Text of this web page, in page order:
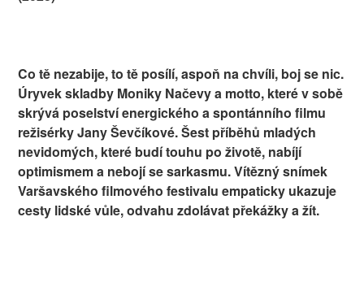
Co tě nezabije, to tě posílí, aspoň na chvíli, boj se nic.
Úryvek skladby Moniky Načevy a motto, které v sobě
skrývá poselství energického a spontánního filmu
režisérky Jany Ševčíkové. Šest příběhů mladých
nevidomých, které budí touhu po životě, nabíjí
optimismem a nebojí se sarkasmu. Vítězný snímek
Varšavského filmového festivalu empaticky ukazuje
cesty lidské vůle, odvahu zdolávat překážky a žít.